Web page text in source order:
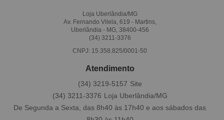
Loja Uberlândia/MG
Av. Fernando Vilela, 619 - Martins,
Uberlândia - MG, 38400-456
(34) 3211-3376
CNPJ: 15.358.825/0001-50
Atendimento
(34) 3211-3376
(34) 3219-5157
De Segunda a Sexta, das 8h40 às 17h40 e aos sábados das